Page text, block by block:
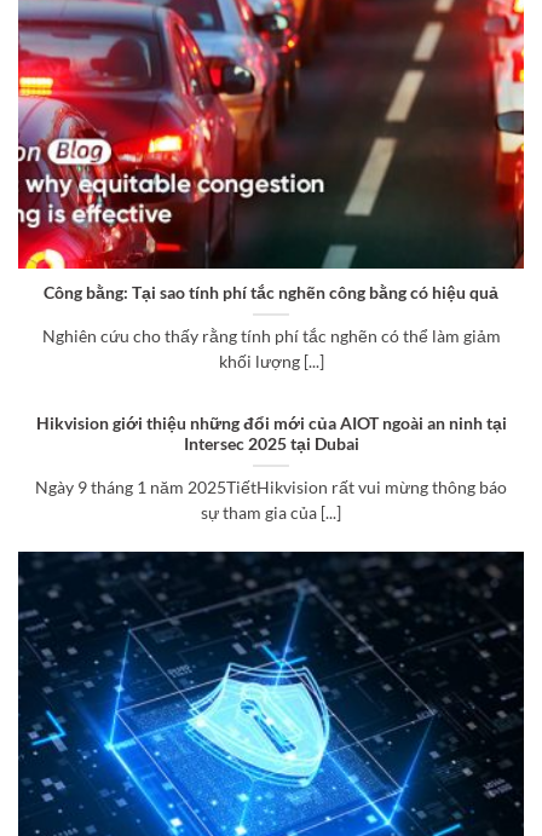
Công bằng: Tại sao tính phí tắc nghẽn công bằng có hiệu quả
Nghiên cứu cho thấy rằng tính phí tắc nghẽn có thể làm giảm
khối lượng [...]
Hikvision giới thiệu những đổi mới của AIOT ngoài an ninh tại
Intersec 2025 tại Dubai
Ngày 9 tháng 1 năm 2025TiếtHikvision rất vui mừng thông báo
sự tham gia của [...]